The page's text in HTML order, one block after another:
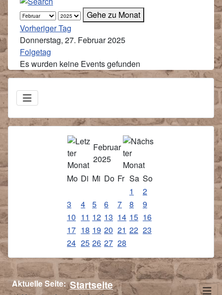
Februar
2025
Mo Di Mi Do Fr Sa So
1
2
3
4 5 6 7 8
9
10 11 12 13 14 15 16
17 18 19 20 21 22 23
24 25 26 27 28
Gehe zu Monat
Vorheriger Tag
Donnerstag, 27. Februar 2025
Folgetag
Es wurden keine Events gefunden
Aktuelle Seite:Startseite